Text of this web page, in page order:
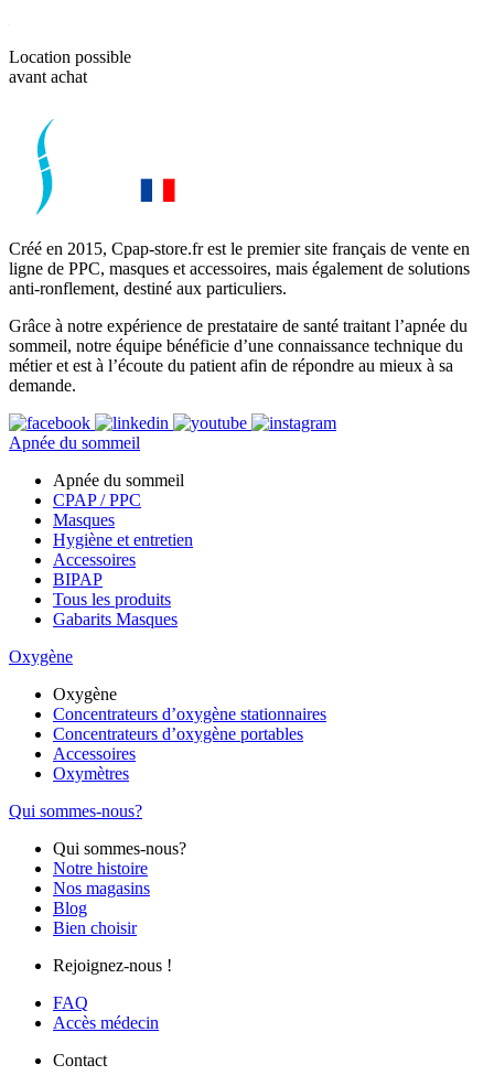
Location possible
avant achat
Créé en 2015, Cpap-store.fr est le premier site français de vente en
ligne de PPC, masques et accessoires, mais également de solutions
anti-ronflement, destiné aux particuliers.
Grâce à notre expérience de prestataire de santé traitant l’apnée du
sommeil, notre équipe bénéficie d’une connaissance technique du
métier et est à l’écoute du patient afin de répondre au mieux à sa
demande.
Apnée du sommeil
Apnée du sommeil
CPAP / PPC
Masques
Hygiène et entretien
Accessoires
BIPAP
Tous les produits
Gabarits Masques
Oxygène
Oxygène
Concentrateurs d’oxygène stationnaires
Concentrateurs d’oxygène portables
Accessoires
Oxymètres
Qui sommes-nous?
Qui sommes-nous?
Notre histoire
Nos magasins
Blog
Bien choisir
Rejoignez-nous !
FAQ
Accès médecin
Contact